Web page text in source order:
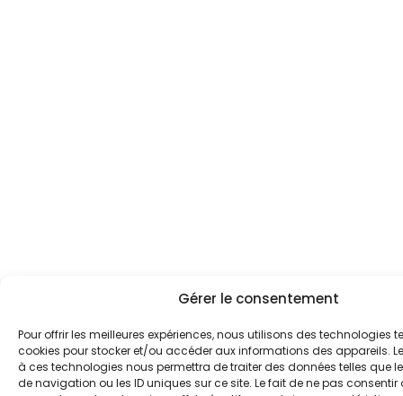
Gérer le consentement
Pour offrir les meilleures expériences, nous utilisons des technologies
cookies pour stocker et/ou accéder aux informations des appareils.
à ces technologies nous permettra de traiter des données telles que
de navigation ou les ID uniques sur ce site. Le fait de ne pas consentir